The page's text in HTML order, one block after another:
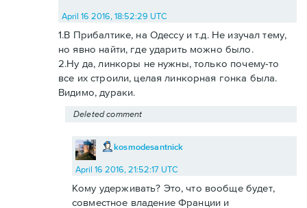
April 16 2016, 18:52:29 UTC
1.В Прибалтике, на Одессу и т.д. Не изучал тему,
но явно найти, где ударить можно было.
2.Ну да, линкоры не нужны, только почему-то
все их строили, целая линкорная гонка была.
Видимо, дураки.
Deleted comment
kosmodesantnick
April 16 2016, 21:52:17 UTC
Кому удерживать? Это, что вообще будет,
совместное владение Франции и